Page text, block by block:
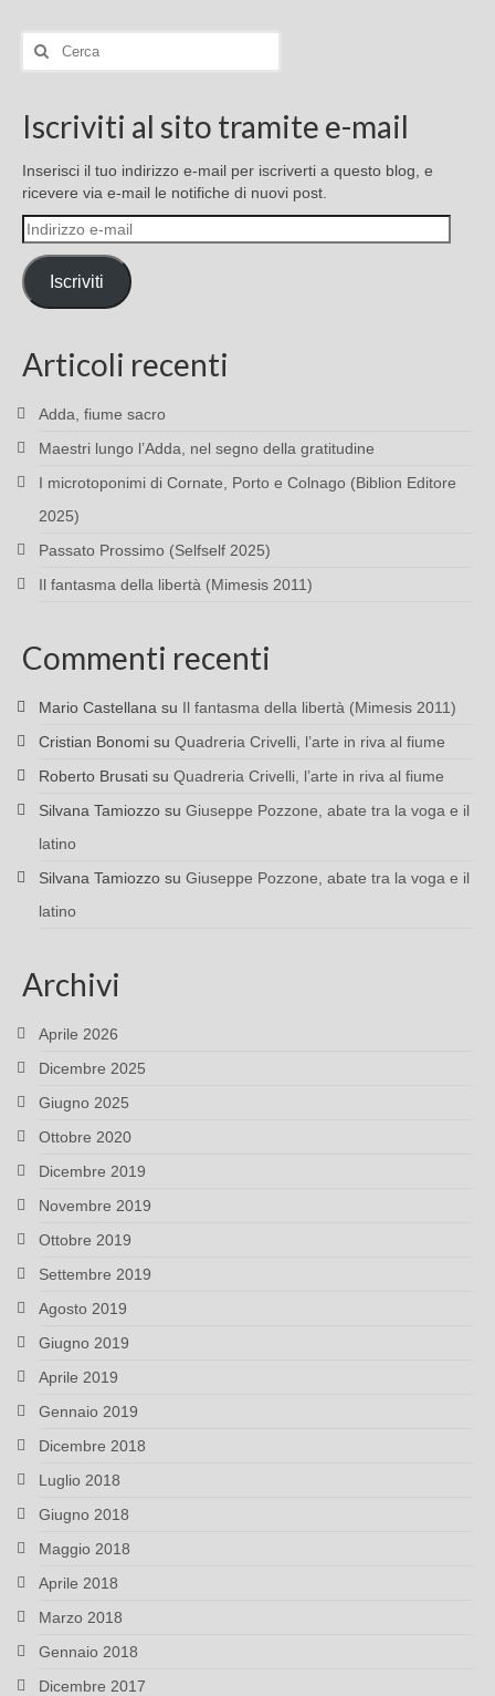
Cerca:
Iscriviti al sito tramite e-mail
Inserisci il tuo indirizzo e-mail per iscriverti a questo blog, e
ricevere via e-mail le notifiche di nuovi post.
Indirizzo
e-
mail
Iscriviti
Articoli recenti
Adda, fiume sacro
Maestri lungo l’Adda, nel segno della gratitudine
I microtoponimi di Cornate, Porto e Colnago (Biblion Editore
2025)
Passato Prossimo (Selfself 2025)
Il fantasma della libertà (Mimesis 2011)
Commenti recenti
Mario Castellana su Il fantasma della libertà (Mimesis 2011)
Cristian Bonomi su Quadreria Crivelli, l’arte in riva al fiume
Roberto Brusati su Quadreria Crivelli, l’arte in riva al fiume
Silvana Tamiozzo su Giuseppe Pozzone, abate tra la voga e il
latino
Silvana Tamiozzo su Giuseppe Pozzone, abate tra la voga e il
latino
Archivi
Aprile 2026
Dicembre 2025
Giugno 2025
Ottobre 2020
Dicembre 2019
Novembre 2019
Ottobre 2019
Settembre 2019
Agosto 2019
Giugno 2019
Aprile 2019
Gennaio 2019
Dicembre 2018
Luglio 2018
Giugno 2018
Maggio 2018
Aprile 2018
Marzo 2018
Gennaio 2018
Dicembre 2017